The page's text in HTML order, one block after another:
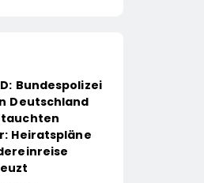
Bundespolizei
Deutschland
Heiratspläne